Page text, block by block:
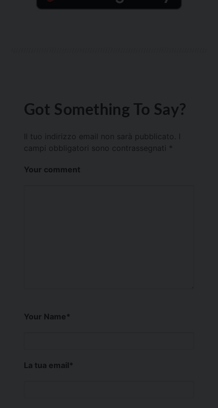
Got Something To Say?
Il tuo indirizzo email non sarà pubblicato.
campi obbligatori sono contrassegnati *
Your comment
Your Name*
La tua email*